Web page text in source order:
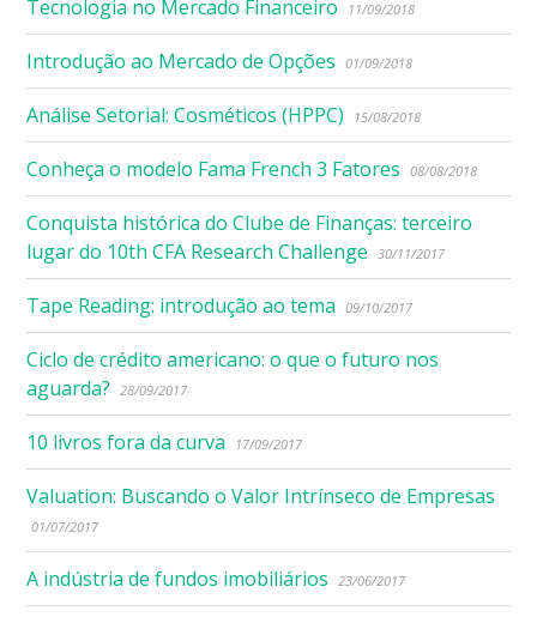
Tecnologia no Mercado Financeiro 11/09/2018
Introdução ao Mercado de Opções 01/09/2018
Análise Setorial: Cosméticos (HPPC) 15/08/2018
Conheça o modelo Fama French 3 Fatores 08/08/2018
Conquista histórica do Clube de Finanças: terceiro
lugar do 10th CFA Research Challenge
30/11/2017
Tape Reading: introdução ao tema 09/10/2017
Ciclo de crédito americano: o que o futuro nos
aguarda?
28/09/2017
10 livros fora da curva 17/09/2017
Valuation: Buscando o Valor Intrínseco de Empresas
01/07/2017
A indústria de fundos imobiliários 23/06/2017